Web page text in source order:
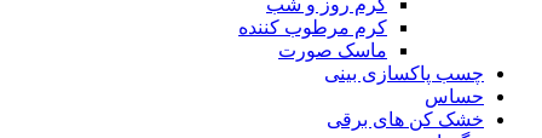
کرم مرطوب کننده
ماسک صورت
چسب پاکسازی بینی
حساس
خشک کن های برقی